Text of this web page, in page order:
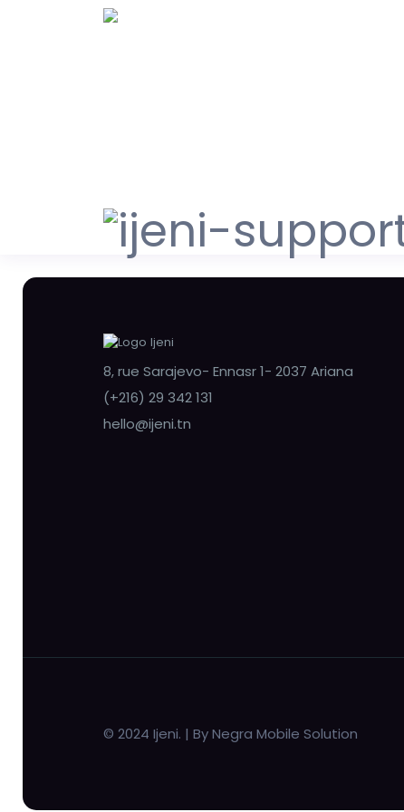
8, rue Sarajevo- Ennasr 1- 2037 Ariana
(+216) 29 342 131
hello@ijeni.tn
© 2024 Ijeni. | By Negra Mobile Solution